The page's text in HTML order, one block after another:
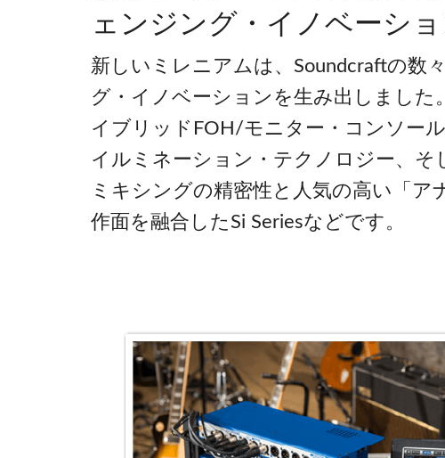
ェンジング・イノベーショ
新しいミレニアムは、Soundcraftの数
グ・イノベーションを生み出しました
イブリッドFOH/モニター・コンソー
イルミネーション・テクノロジー、そ
ミキシングの精密性と人気の高い「ア
作面を融合したSi Seriesなどです。